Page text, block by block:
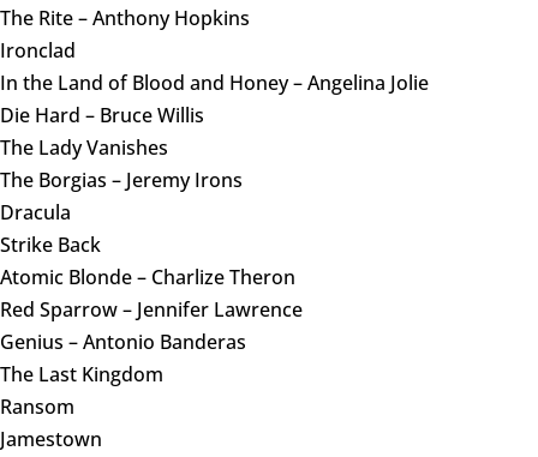
The Rite – Anthony Hopkins
Ironclad
In the Land of Blood and Honey – Angelina Jolie
Die Hard – Bruce Willis
The Lady Vanishes
The Borgias – Jeremy Irons
Dracula
Strike Back
Atomic Blonde – Charlize Theron
Red Sparrow – Jennifer Lawrence
Genius – Antonio Banderas
The Last Kingdom
Ransom
Jamestown